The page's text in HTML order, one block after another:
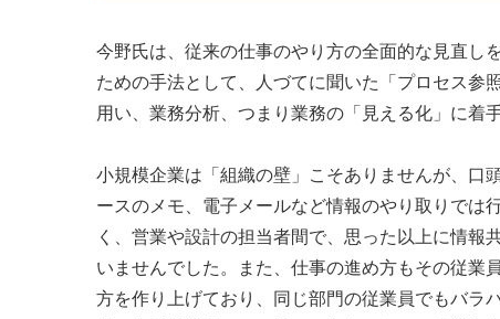
今野氏は、従来の仕事のやり方の全面的な見直し
ための手法として、人づてに聞いた「プロセス参
用い、業務分析、つまり業務の「見える化」に着
小規模企業は「組織の壁」こそありませんが、口
ースのメモ、電子メールなど情報のやり取りでは
く、営業や設計の担当者間で、思った以上に情報
いませんでした。また、仕事の進め方もその従業
方を作り上げており、同じ部門の従業員でもバラ